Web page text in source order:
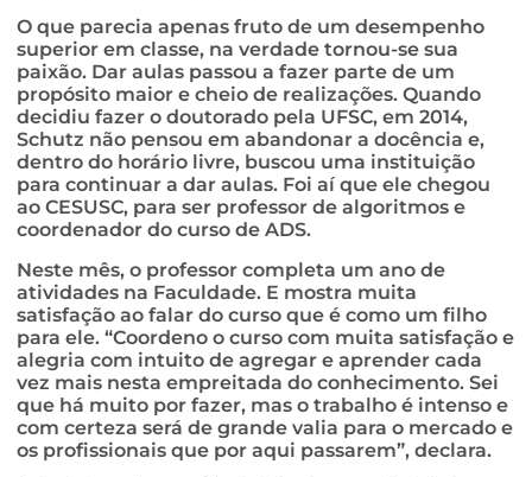
O que parecia apenas fruto de um desempenho
superior em classe, na verdade tornou-se sua
paixão. Dar aulas passou a fazer parte de um
propósito maior e cheio de realizações. Quando
decidiu fazer o doutorado pela UFSC, em 2014,
Schutz não pensou em abandonar a docência e,
dentro do horário livre, buscou uma instituição
para continuar a dar aulas. Foi aí que ele chegou
ao CESUSC, para ser professor de algoritmos e
coordenador do curso de ADS.
Neste mês, o professor completa um ano de
atividades na Faculdade. E mostra muita
satisfação ao falar do curso que é como um filho
para ele. “Coordeno o curso com muita satisfação e
alegria com intuito de agregar e aprender cada
vez mais nesta empreitada do conhecimento. Sei
que há muito por fazer, mas o trabalho é intenso e
com certeza será de grande valia para o mercado e
os profissionais que por aqui passarem”, declara.